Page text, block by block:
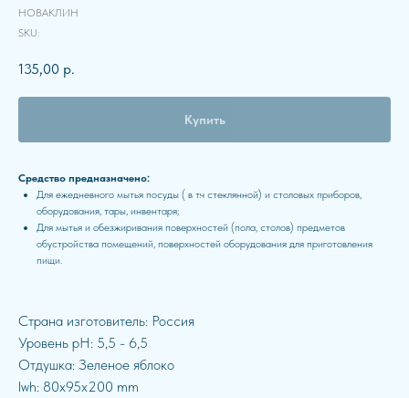
НОВАКЛИН
SKU:
135,00 р.
Купить
Средство предназначено:
Для ежедневного мытья посуды ( в т.ч стеклянной) и столовых приборов,
оборудования, тары, инвентаря;
Для мытья и обезжиривания поверхностей (пола, столов) предметов
обустройства помещений, поверхностей оборудования для приготовления
пищи.
Страна изготовитель: Россия
Уровень pH: 5,5 - 6,5
Отдушка: Зеленое яблоко
lwh: 80x95x200 mm